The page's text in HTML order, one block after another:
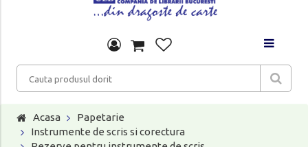
Acasa
Papetarie
Instrumente de scris si corectura